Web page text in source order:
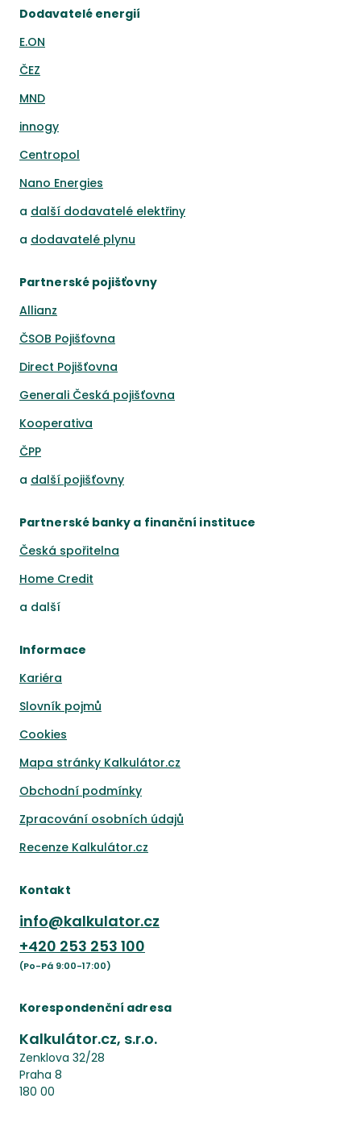
Dodavatelé energií
E.ON
ČEZ
MND
innogy
Centropol
Nano Energies
a další dodavatelé elektřiny
a dodavatelé plynu
Partnerské pojišťovny
Allianz
ČSOB Pojišťovna
Direct Pojišťovna
Generali Česká pojišťovna
Kooperativa
ČPP
a další pojišťovny
Partnerské banky a finanční instituce
Česká spořitelna
Home Credit
a další
Informace
Kariéra
Slovník pojmů
Cookies
Mapa stránky Kalkulátor.cz
Obchodní podmínky
Zpracování osobních údajů
Recenze Kalkulátor.cz
Kontakt
info@kalkulator.cz
+420 253 253 100
(Po-Pá 9:00-17:00)
Korespondenční adresa
Kalkulátor.cz, s.r.o.
Zenklova 32/28
Praha 8
180 00